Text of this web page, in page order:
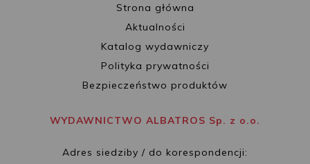
Strona główna
Aktualności
Katalog wydawniczy
Polityka prywatności
Bezpieczeństwo produktów
WYDAWNICTWO ALBATROS Sp. z o.o.
Adres siedziby / do korespondencji: